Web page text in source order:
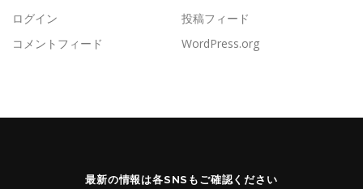
ログイン
投稿フィード
コメントフィード
WordPress.org
最新の情報は各SNSもご確認ください